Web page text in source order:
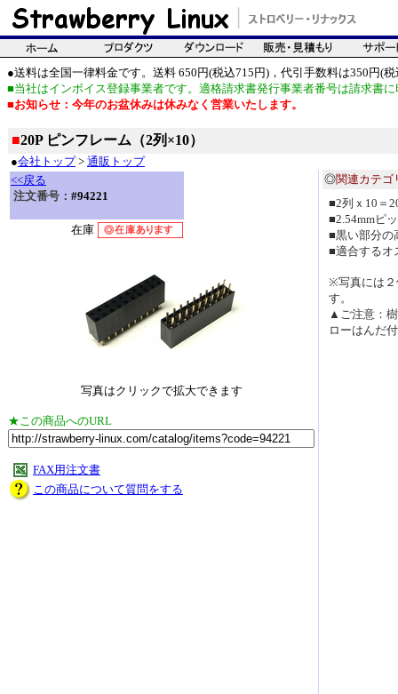
●送料は全国一律料金です。送料 650円(税込715円)，代引手数料は350円(税
■当社はインボイス登録事業者です。適格請求書発行事業者番号は請求書
■お知らせ：今年のお盆休みは休みなく営業いたします。
■20P ピンフレーム（2列×10）
●会社トップ> 通販トップ
<<戻る
注文番号： #94221
在庫
写真はクリックで拡大できます
★この商品へのURL
FAX用注文書
この商品について質問をする
◎関連カテゴ
■2列ｘ10＝
■2.54mmピ
■黒い部分の
■適合するオ
※写真には２
す。
▲ご注意：
ローはんだ